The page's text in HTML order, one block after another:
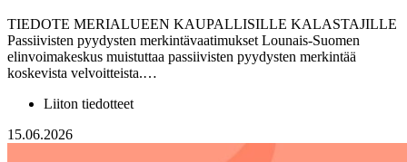
TIEDOTE MERIALUEEN KAUPALLISILLE KALASTAJILLE
Passiivisten pyydysten merkintävaatimukset Lounais-Suomen
elinvoimakeskus muistuttaa passiivisten pyydysten merkintää
koskevista velvoitteista.…
Liiton tiedotteet
15.06.2026